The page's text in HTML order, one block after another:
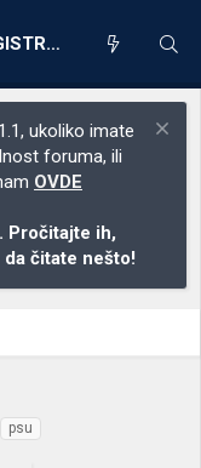
REGISTRACIJA
ukoliko imate
foruma, ili
OVDE
Pročitajte ih,
čitate nešto!
psu